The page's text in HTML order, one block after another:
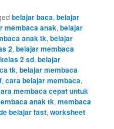
belajar baca,belajar
membaca anak,belajar
anak tk,belajar
2,belajar membaca
2 sd,belajar
tk,belajar membaca
,cara belajar membaca,
membaca cepat untuk
anak tk,membaca
belajar fast,worksheet